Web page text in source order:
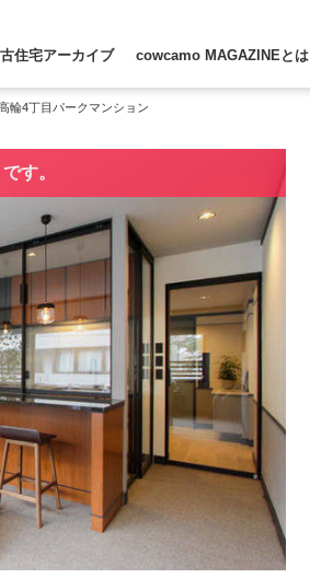
住宅アーカイブ cowcamo MAGAZINEとは
輪4丁目パークマンション
す。